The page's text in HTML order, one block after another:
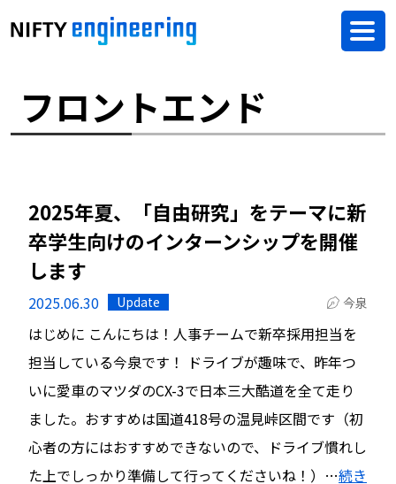
フロントエンド
2025年夏、「自由研究」をテーマに新
卒学生向けのインターンシップを開催
します
2025.06.30 Update 今泉
はじめに こんにちは！人事チームで新卒採用担当を
担当している今泉です！ ドライブが趣味で、昨年つ
いに愛車のマツダのCX-3で日本三大酷道を全て走り
ました。おすすめは国道418号の温見峠区間です（初
心者の方にはおすすめできないので、ドライブ慣れし
た上でしっかり準備して行ってくださいね！）…続き